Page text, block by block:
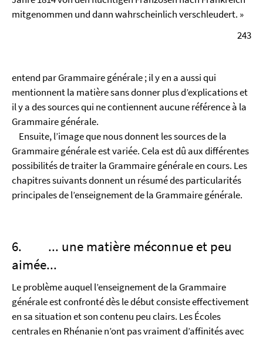
mitgenommen und dann wahrscheinlich verschleudert. »
243
entend par Grammaire générale ; il y en a aussi qui
mentionnent la matière sans donner plus d’explications et
il y a des sources qui ne contiennent aucune référence à la
Grammaire générale.
Ensuite, l’image que nous donnent les sources de la
Grammaire générale est variée. Cela est dû aux différentes
possibilités de traiter la Grammaire générale en cours. Les
chapitres suivants donnent un résumé des particularités
principales de l’enseignement de la Grammaire générale.
6. ... une matière méconnue et peu
aimée...
Le problème auquel l’enseignement de la Grammaire
générale est confronté dès le début consiste effectivement
en sa situation et son contenu peu clairs. Les Écoles
centrales en Rhénanie n’ont pas vraiment d’affinités avec